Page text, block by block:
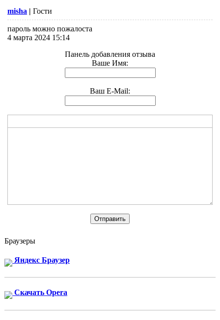
misha | Гости
пароль можно пожалоста
4 марта 2024 15:14
Панель добавления отзыва
Ваше Имя:
Ваш E-Mail:
Браузеры
Яндекс Браузер
Скачать Opera